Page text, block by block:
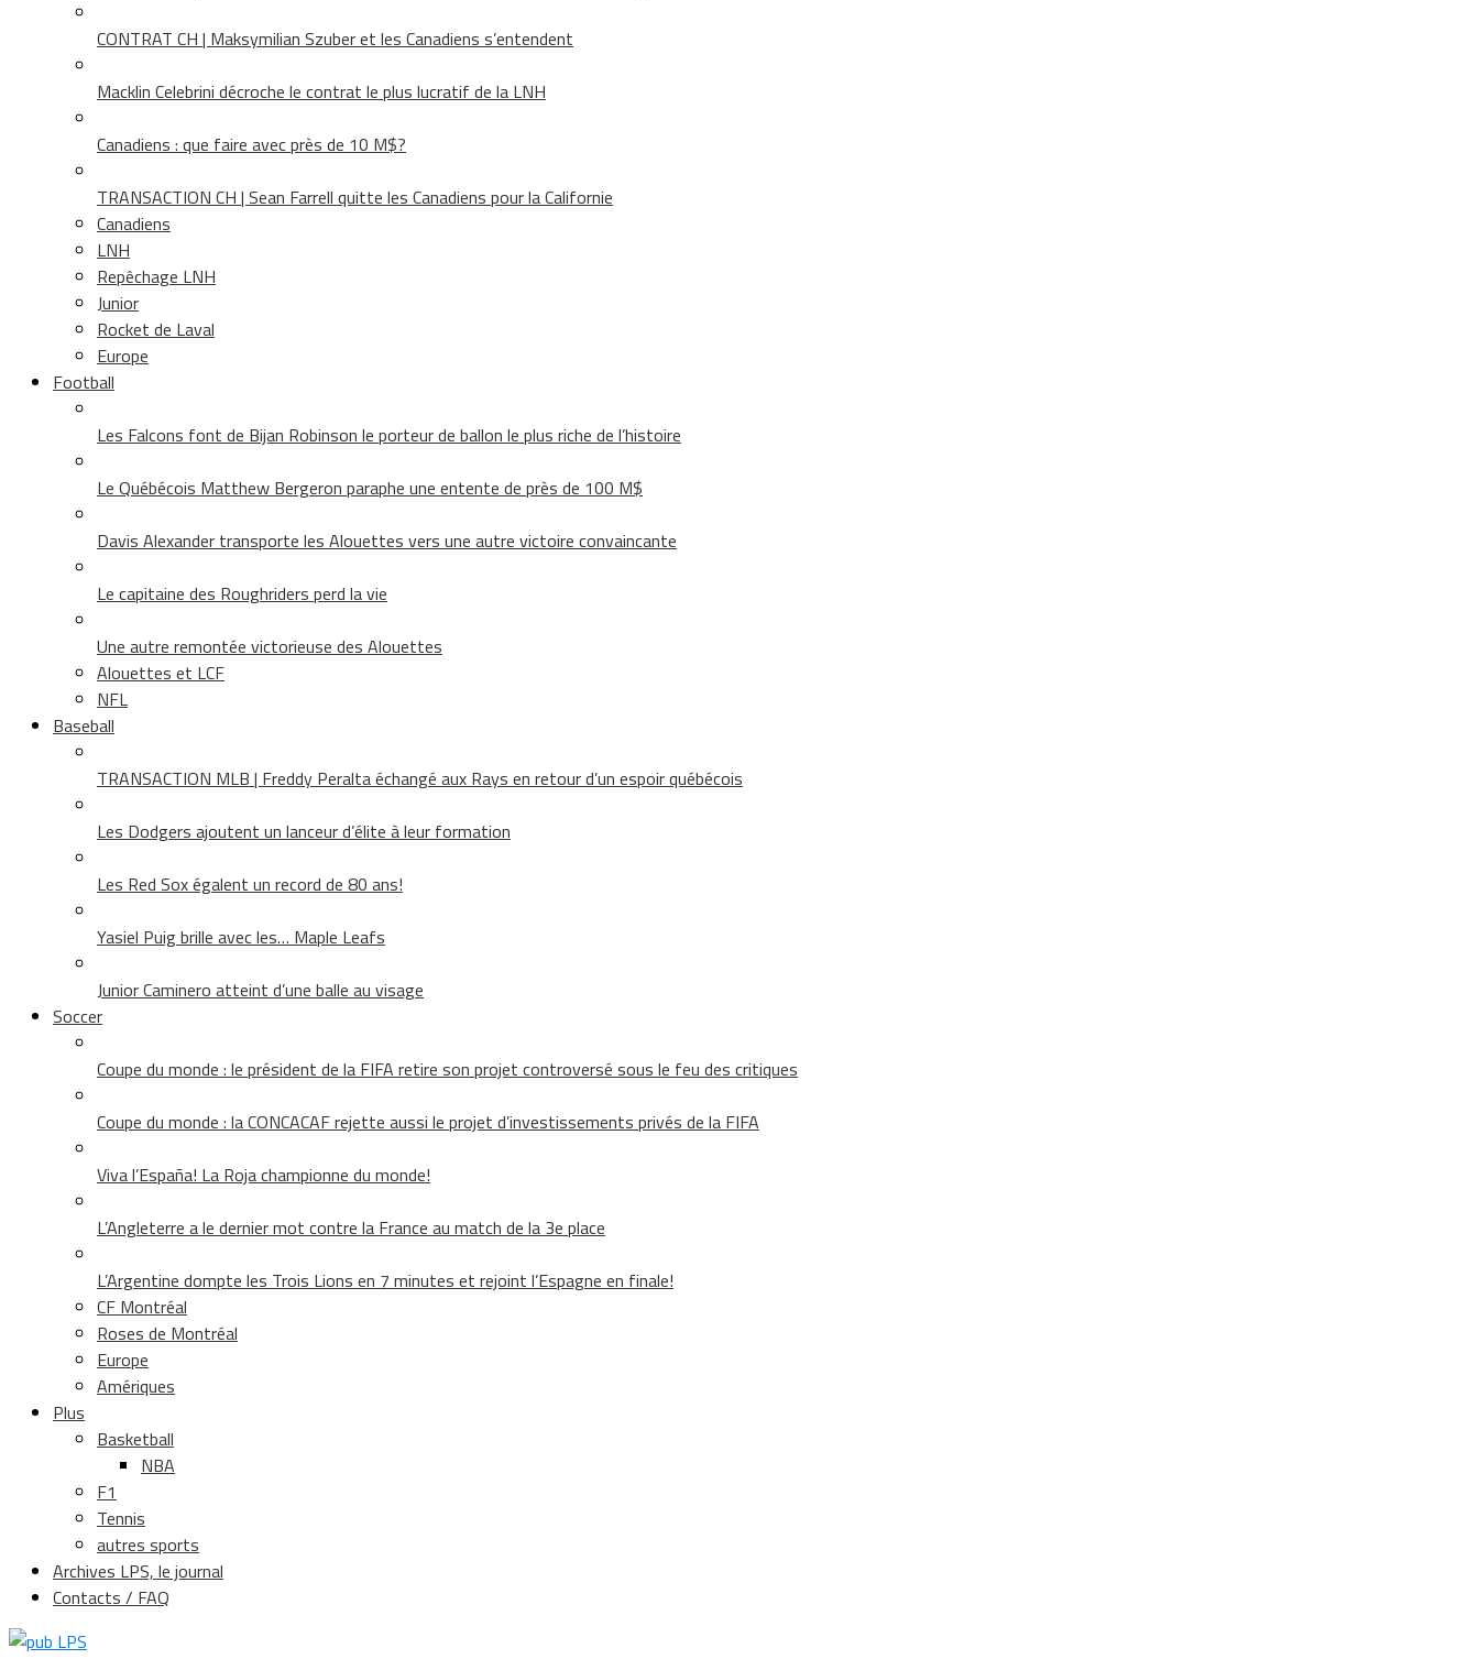
CONTRAT CH | Maksymilian Szuber et les Canadiens s’entendent
Macklin Celebrini décroche le contrat le plus lucratif de la LNH
Canadiens : que faire avec près de 10 M$?
TRANSACTION CH | Sean Farrell quitte les Canadiens pour la Californie
Canadiens
LNH
Repêchage LNH
Junior
Rocket de Laval
Europe
Football
Les Falcons font de Bijan Robinson le porteur de ballon le plus riche de l’histoire
Le Québécois Matthew Bergeron paraphe une entente de près de 100 M$
Davis Alexander transporte les Alouettes vers une autre victoire convaincante
Le capitaine des Roughriders perd la vie
Une autre remontée victorieuse des Alouettes
Alouettes et LCF
NFL
Baseball
TRANSACTION MLB | Freddy Peralta échangé aux Rays en retour d’un espoir québécois
Les Dodgers ajoutent un lanceur d’élite à leur formation
Les Red Sox égalent un record de 80 ans!
Yasiel Puig brille avec les… Maple Leafs
Junior Caminero atteint d’une balle au visage
Soccer
Coupe du monde : le président de la FIFA retire son projet controversé sous le feu des critiques
Coupe du monde : la CONCACAF rejette aussi le projet d’investissements privés de la FIFA
Viva l’España! La Roja championne du monde!
L’Angleterre a le dernier mot contre la France au match de la 3e place
L’Argentine dompte les Trois Lions en 7 minutes et rejoint l’Espagne en finale!
CF Montréal
Roses de Montréal
Europe
Amériques
Plus
Basketball
NBA
F1
Tennis
autres sports
Archives LPS, le journal
Contacts / FAQ